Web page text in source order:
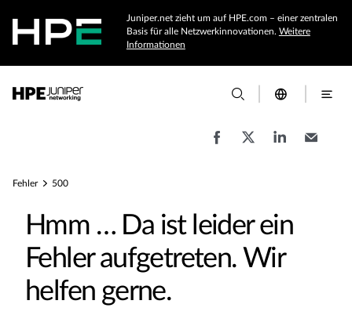
Juniper.net zieht um auf HPE.com – einer zentralen
Basis für alle Netzwerkinnovationen. Weitere
Informationen
Fehler 500
Hmm … Da ist leider ein
Fehler aufgetreten. Wir
helfen gerne.